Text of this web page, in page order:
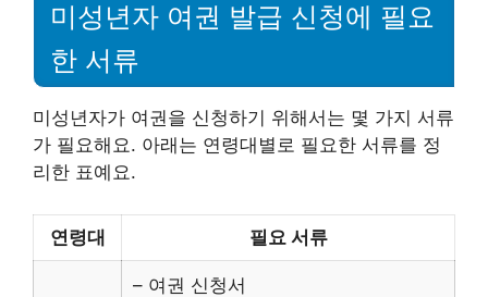
미성년자 여권 발급 신청에 필요
한 서류
미성년자가 여권을 신청하기 위해서는 몇 가지 서류
가 필요해요. 아래는 연령대별로 필요한 서류를 정
리한 표예요.
연령대 필요 서류
– 여권 신청서